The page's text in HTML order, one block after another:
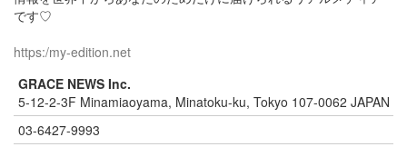
です♡
https:/my-edition.net
GRACE NEWS Inc.
5-12-2-3F Minamiaoyama, Minatoku-ku, Tokyo 107-0062 JAPAN
03-6427-9993